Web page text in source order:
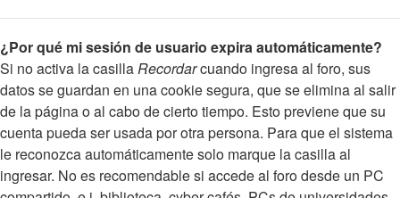
¿Por qué mi sesión de usuario expira automáticamente?
Si no activa la casillaRecordarcuando ingresa al foro, sus
datos se guardan en una cookie segura, que se elimina al salir
de la página o al cabo de cierto tiempo. Esto previene que su
cuenta pueda ser usada por otra persona. Para que el sistema
le reconozca automáticamente solo marque la casilla al
ingresar. No es recomendable si accede al foro desde un PC